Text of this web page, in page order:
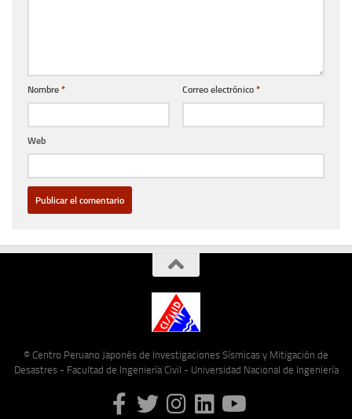
Nombre * Correo electrónico *
Web
© Centro Peruano Japonés de Investigaciones Sísmicas y Mitigación de
Desastres - Facultad de Ingeniería Civil - Universidad Nacional de Ingeniería